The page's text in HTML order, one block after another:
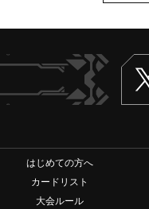
はじめての方へ
カードリスト
大会ルール